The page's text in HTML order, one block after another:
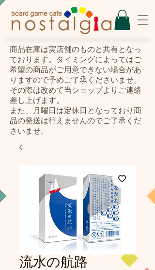
​商品在庫は実店舗のものと共有となっ
ております。タイミングによってはご
希望の商品がご用意できない場合があ
りますので予めご了承くださいませ。
その際は改めて当ショップよりご連絡
差し上げます。
また、月曜日は定休日となっており商
品の発送は行えませんのでご了承くだ
さいませ。
流水の航路